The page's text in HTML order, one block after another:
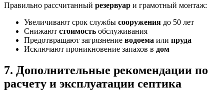
Правильно рассчитанный резервуар и грамотный монтаж:
Увеличивают срок службы сооружения до 50 лет
Снижают стоимость обслуживания
Предотвращают загрязнение водоема или пруда
Исключают проникновение запахов в дом
7. Дополнительные рекомендации по
расчету и эксплуатации септика